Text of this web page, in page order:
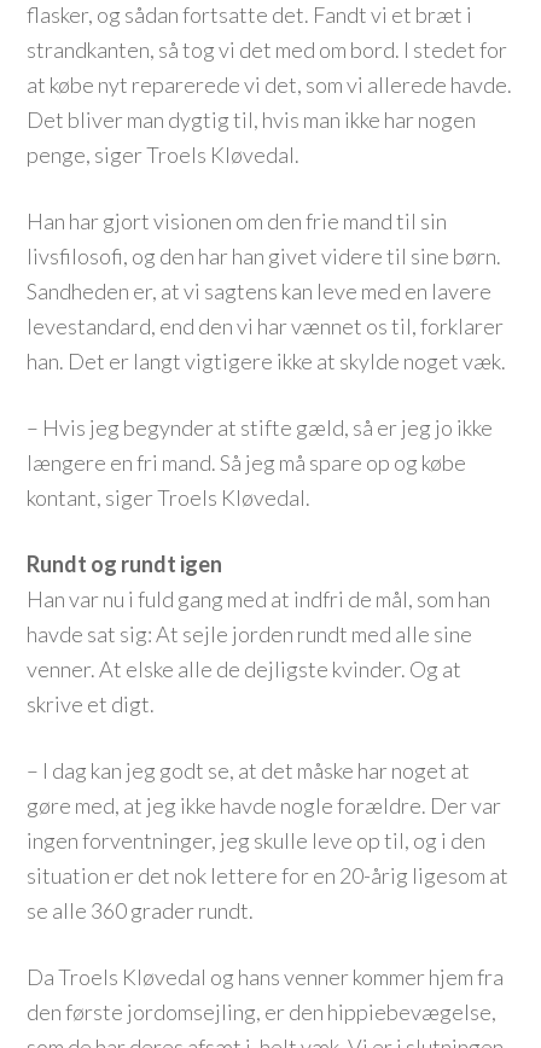
flasker, og sådan fortsatte det. Fandt vi et bræt i
strandkanten, så tog vi det med om bord. I stedet for
at købe nyt reparerede vi det, som vi allerede havde.
Det bliver man dygtig til, hvis man ikke har nogen
penge, siger Troels Kløvedal.
Han har gjort visionen om den frie mand til sin
livsfilosofi, og den har han givet videre til sine børn.
Sandheden er, at vi sagtens kan leve med en lavere
levestandard, end den vi har vænnet os til, forklarer
han. Det er langt vigtigere ikke at skylde noget væk.
– Hvis jeg begynder at stifte gæld, så er jeg jo ikke
længere en fri mand. Så jeg må spare op og købe
kontant, siger Troels Kløvedal.
Rundt og rundt igen
Han var nu i fuld gang med at indfri de mål, som han
havde sat sig: At sejle jorden rundt med alle sine
venner. At elske alle de dejligste kvinder. Og at
skrive et digt.
– I dag kan jeg godt se, at det måske har noget at
gøre med, at jeg ikke havde nogle forældre. Der var
ingen forventninger, jeg skulle leve op til, og i den
situation er det nok lettere for en 20-årig ligesom at
se alle 360 grader rundt.
Da Troels Kløvedal og hans venner kommer hjem fra
den første jordomsejling, er den hippiebevægelse,